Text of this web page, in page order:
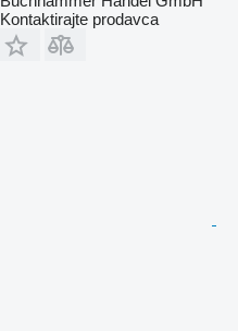
Kontaktirajte prodavca